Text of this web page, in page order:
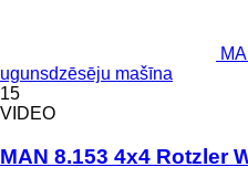
ugunsdzēsēju mašīna
15
VIDEO
MAN 8.153 4x4 Rotzler